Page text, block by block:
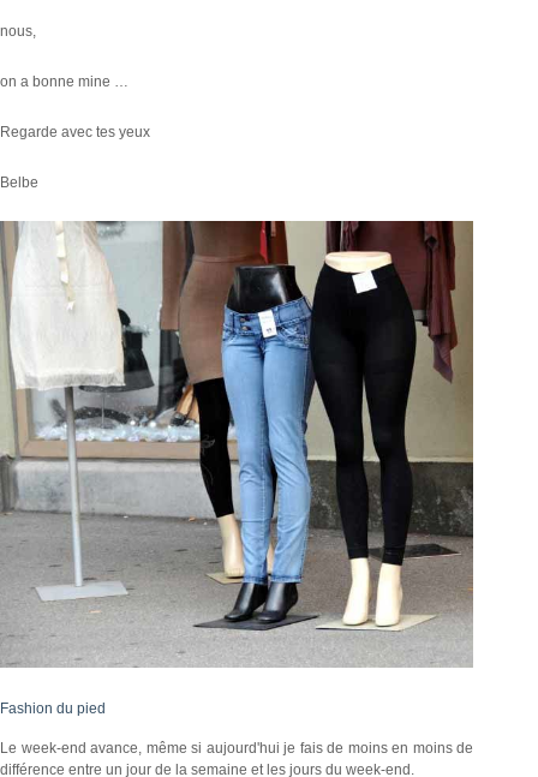
nous,
on a bonne mine …
Regarde avec tes yeux
Belbe
Fashion du pied
Le week-end avance, même si aujourd'hui je fais de moins en moins de
différence entre un jour de la semaine et les jours du week-end.